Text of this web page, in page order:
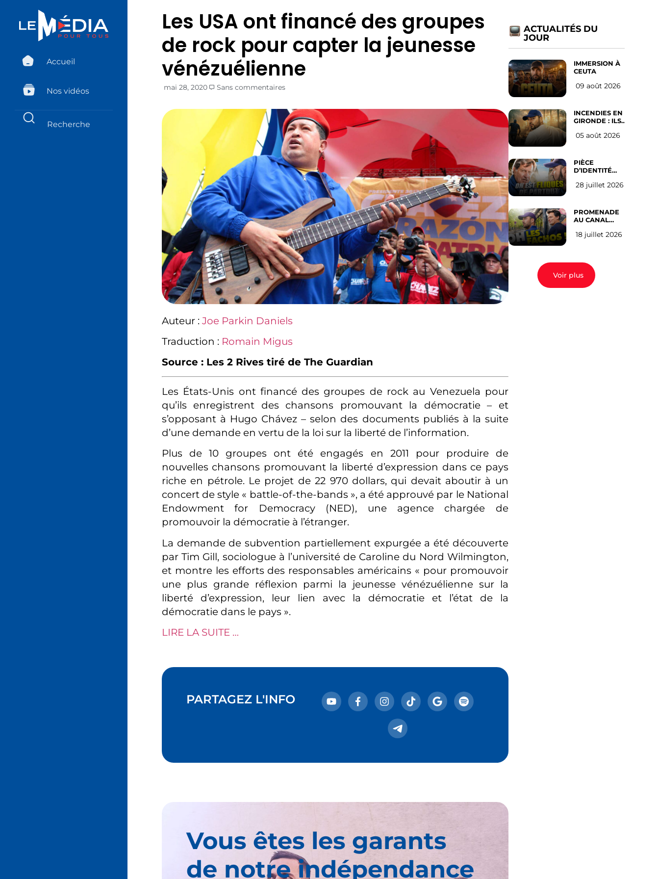
Accueil
Nos vidéos
Les USA ont financé des groupes
de rock pour capter la jeunesse
vénézuélienne
mai 28, 2020 Sans commentaires
Auteur : Joe Parkin Daniels
Traduction : Romain Migus
Source : Les 2 Rives tiré de The Guardian
Les États-Unis ont financé des groupes de rock au Venezuela pour
qu’ils enregistrent des chansons promouvant la démocratie – et
s’opposant à Hugo Chávez – selon des documents publiés à la suite
d’une demande en vertu de la loi sur la liberté de l’information.
Plus de 10 groupes ont été engagés en 2011 pour produire de
nouvelles chansons promouvant la liberté d’expression dans ce pays
riche en pétrole. Le projet de 22 970 dollars, qui devait aboutir à un
concert de style « battle-of-the-bands », a été approuvé par le National
Endowment for Democracy (NED), une agence chargée de
promouvoir la démocratie à l’étranger.
La demande de subvention partiellement expurgée a été découverte
par Tim Gill, sociologue à l’université de Caroline du Nord Wilmington,
et montre les efforts des responsables américains « pour promouvoir
une plus grande réflexion parmi la jeunesse vénézuélienne sur la
liberté d’expression, leur lien avec la démocratie et l’état de la
démocratie dans le pays ».
LIRE LA SUITE …
PARTAGEZ L'INFO
Vous êtes les garants
de notre indépendance
ACTUALITÉS DU
JOUR
IMMERSION À
CEUTA
09 août 2026
INCENDIES EN
GIRONDE : ILS
D’ABANDONNER
05 août 2026
PIÈCE
D’IDENTITÉ
SUR LES
l’avis des
Français
28 juillet 2026
PROMENADE
AU CANAL
(les gauchistes
18 juillet 2026
Voir plus